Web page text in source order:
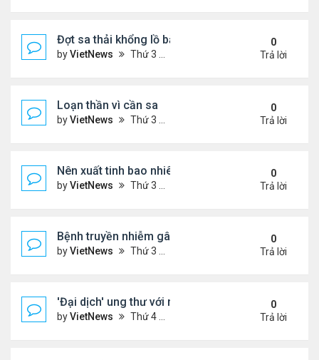
Đợt sa thải khổng lồ bắt đầu tại Amazon
byVietNews Thứ 3 Tháng 11 15, 2022 4:54 pm
0
Trả lời
Loạn thần vì cần sa
byVietNews Thứ 3 Tháng 10 25, 2022 4:45 pm
0
Trả lời
Nên xuất tinh bao nhiêu lần một tuần?
byVietNews Thứ 3 Tháng 10 25, 2022 4:24 pm
0
Trả lời
Bệnh truyền nhiễm gây chết người nhiều nhất thế
byVietNews Thứ 3 Tháng 10 25, 2022 4:19 pm
0
Trả lời
'Đại dịch' ung thư với người dưới 50 tuổi
byVietNews Thứ 4 Tháng 10 19, 2022 4:51 pm
0
Trả lời